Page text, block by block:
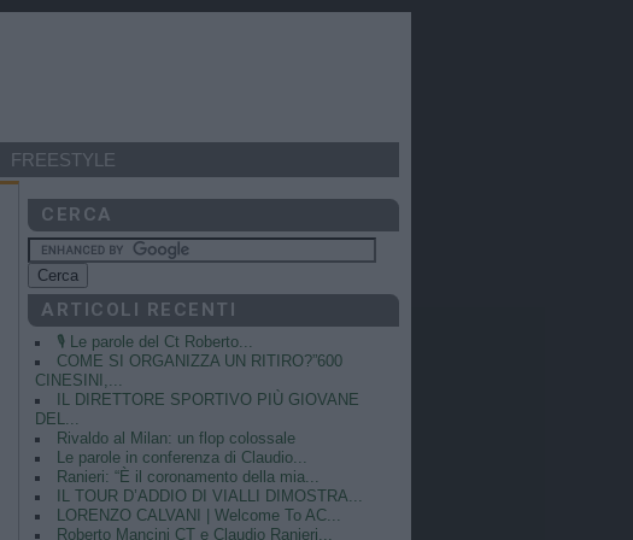
FREESTYLE
CERCA
ARTICOLI RECENTI
🎙️ Le parole del Ct Roberto...
COME SI ORGANIZZA UN RITIRO?”600
CINESINI,...
IL DIRETTORE SPORTIVO PIÙ GIOVANE
DEL...
Rivaldo al Milan: un flop colossale
Le parole in conferenza di Claudio...
Ranieri: “È il coronamento della mia...
IL TOUR D’ADDIO DI VIALLI DIMOSTRA...
LORENZO CALVANI | Welcome To AC...
Roberto Mancini CT e Claudio Ranieri...